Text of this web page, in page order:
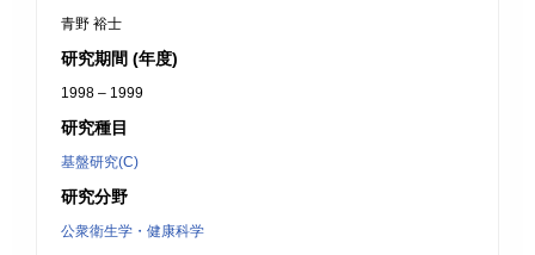
青野 裕士
研究期間 (年度)
1998 – 1999
研究種目
基盤研究(C)
研究分野
公衆衛生学・健康科学